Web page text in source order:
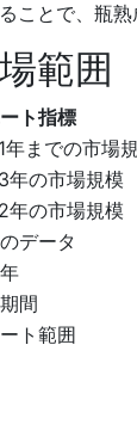
ことで、瓶
範囲
ト指標
年までの市場
年の市場規模
年の市場規模
データ
間
ト範囲